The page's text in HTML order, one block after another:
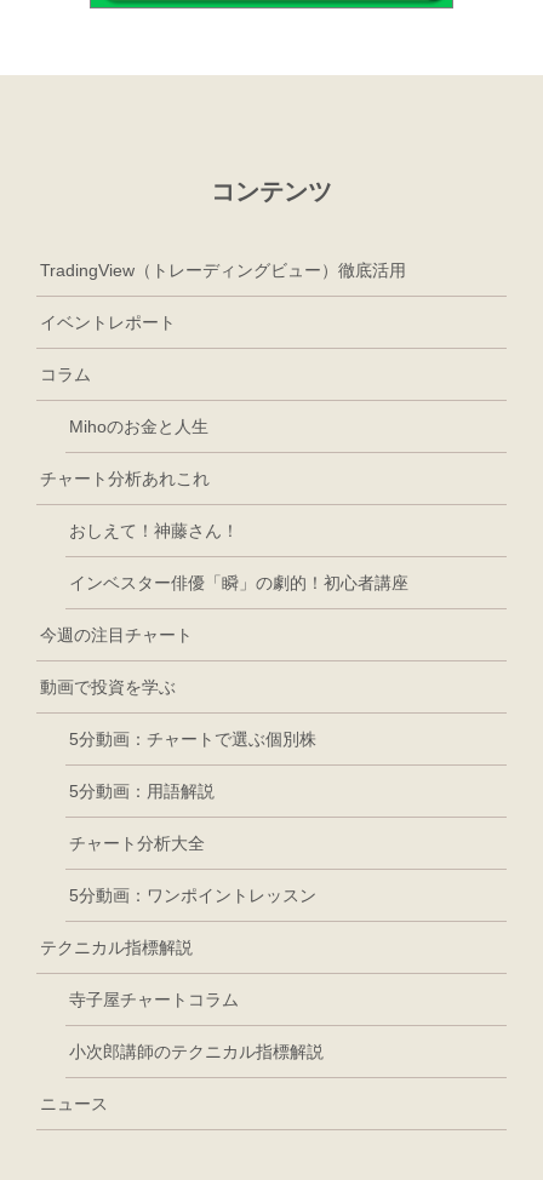
コンテンツ
TradingView（トレーディングビュー）徹底活用
イベントレポート
コラム
Mihoのお金と人生
チャート分析あれこれ
おしえて！神藤さん！
インベスター俳優「瞬」の劇的！初心者講座
今週の注目チャート
動画で投資を学ぶ
5分動画：チャートで選ぶ個別株
5分動画：用語解説
チャート分析大全
5分動画：ワンポイントレッスン
テクニカル指標解説
寺子屋チャートコラム
小次郎講師のテクニカル指標解説
ニュース